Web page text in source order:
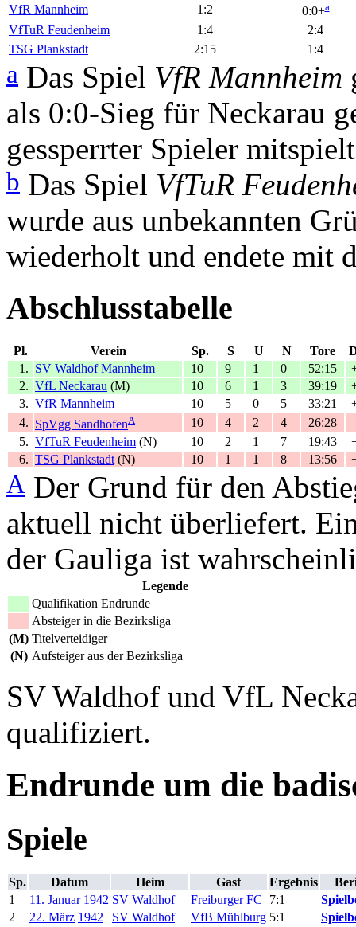
VfR Mannheim
1:2 0:0+a
VfTuR Feudenheim 1:4
2:4
TSG Plankstadt
2:15 1:4
a Das Spiel VfR Mannheim
als 0:0-Sieg für Neckarau
gessperrter Spieler
b Das Spiel VfTuR
wurde aus unbekannten
wiederholt und endete mit
Abschlusstabelle
Pl. Verein Sp. S U N Tore
1. SV Waldhof Mannheim 10 9 1 0 52:15
2. VfL Neckarau (M) 10 6 1 3 39:19
3. VfR Mannheim 10 5 0 5 33:21
4. SpVgg SandhofenA 10 4 2 4 26:28
5. VfTuR Feudenheim (N) 10 2 1 7 19:43
6. TSG Plankstadt (N) 10 1 1 8 13:56
A Der Grund für den
aktuell nicht überliefert.
der Gauliga ist
Legende
Qualifikation Endrunde
Absteiger in die Bezirksliga
(M) Titelverteidiger
(N) Aufsteiger aus der Bezirksliga
SV Waldhof und VfL
qualifiziert.
Endrunde um die
Spiele
Sp. Datum Heim Gast Ergebnis
1
11. Januar 1942 SV Waldhof Freiburger FC 7:1
2
22. März 1942 SV Waldhof VfB Mühlburg 5:1